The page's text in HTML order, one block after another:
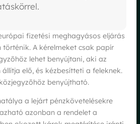
fizetési meghagyásos eljárás
A kérelmeket csak papír
lehet benyújtani, aki az
elő, és kézbesítteti a feleknek.
benyújtható.
a lejárt pénzkövetelésekre
azonban a rendelet a